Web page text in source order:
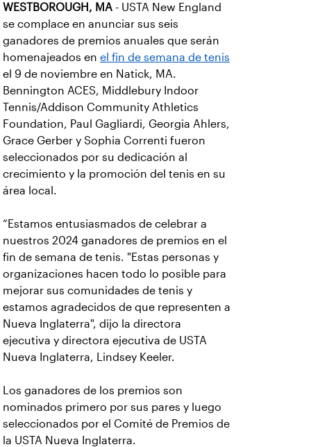
WESTBOROUGH, MA - USTA New England
se complace en anunciar sus seis
ganadores de premios anuales que serán
homenajeados en el fin de semana de tenis
el 9 de noviembre en Natick, MA.
Bennington ACES, Middlebury Indoor
Tennis/Addison Community Athletics
Foundation, Paul Gagliardi, Georgia Ahlers,
Grace Gerber y Sophia Correnti fueron
seleccionados por su dedicación al
crecimiento y la promoción del tenis en su
área local.
“Estamos entusiasmados de celebrar a
nuestros 2024 ganadores de premios en el
fin de semana de tenis. "Estas personas y
organizaciones hacen todo lo posible para
mejorar sus comunidades de tenis y
estamos agradecidos de que representen a
Nueva Inglaterra", dijo la directora
ejecutiva y directora ejecutiva de USTA
Nueva Inglaterra, Lindsey Keeler.
Los ganadores de los premios son
nominados primero por sus pares y luego
seleccionados por el Comité de Premios de
la USTA Nueva Inglaterra.